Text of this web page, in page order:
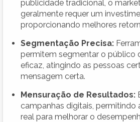
publicidade tradicional, o
geralmente requer um
proporcionando melhores
Segmentação Precisa:
permitem segmentar o público
eficaz, atingindo as pessoas
mensagem certa.
Mensuração de Resultados:
campanhas digitais, permitindo
real para melhorar o